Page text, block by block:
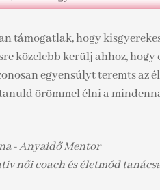
támogatlak, hogy
közelebb kerülj ahhoz,
egyensúlyt teremts az
örömmel élni a
- Anyaidő Mentor
női coach és életmód